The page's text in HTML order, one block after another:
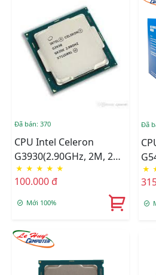
Đã bán: 370
CPU Intel Celeron
G3930(2.90GHz, 2M, 2
Cores 2 Threads) TRAY
★ ★ ★ ★ ★
100.000 đ
Mới 100%
Đã
★